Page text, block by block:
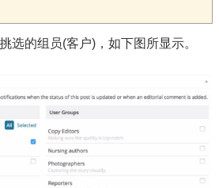
选的组员(客户)，如下图所显示。